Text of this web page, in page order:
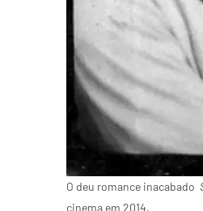
O deu romance inacabado
cinema em 2014.